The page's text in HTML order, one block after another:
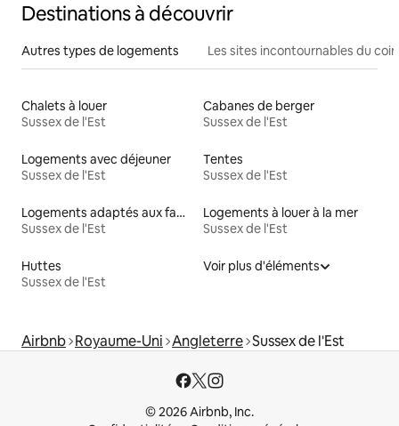
Destinations à découvrir
Autres types de logements Les sites incontournables du coin
Chalets à louer
Sussex de l'Est
Cabanes de berger
Sussex de l'Est
Logements avec déjeuner
Sussex de l'Est
Tentes
Sussex de l'Est
Logements adaptés aux familles à louer
Sussex de l'Est
Logements à louer à la mer
Sussex de l'Est
Huttes
Sussex de l'Est
Voir plus d'éléments
Airbnb Royaume-Uni Angleterre Sussex de l'Est
© 2026 Airbnb, Inc.